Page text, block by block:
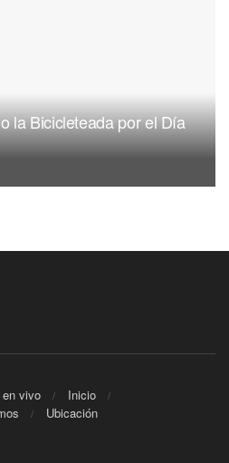
la Bicicleteada por el Día
vivo
Inicio
Ubicación